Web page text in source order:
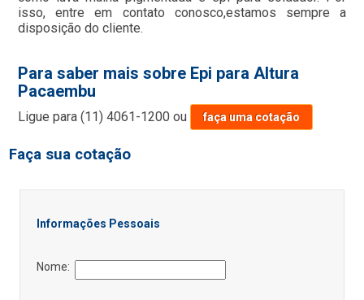
isso, entre em contato conosco,estamos sempre a
disposição do cliente.
Para saber mais sobre Epi para Altura
Pacaembu
Ligue para(11) 4061-1200 ou faça uma cotação
Faça sua cotação
Informações Pessoais
Nome: